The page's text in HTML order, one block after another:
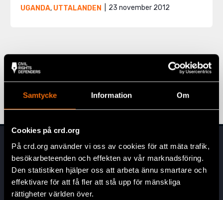
Samtycke Information Om
Cookies på crd.org
På crd.org använder vi oss av cookies för att mäta trafik,
besökarbeteenden och effekten av vår marknadsföring.
Den statistiken hjälper oss att arbeta ännu smartare och
effektivare för att få fler att stå upp för mänskliga
rättigheter världen över.
UGANDA, UTTALANDEN 23 november 2012